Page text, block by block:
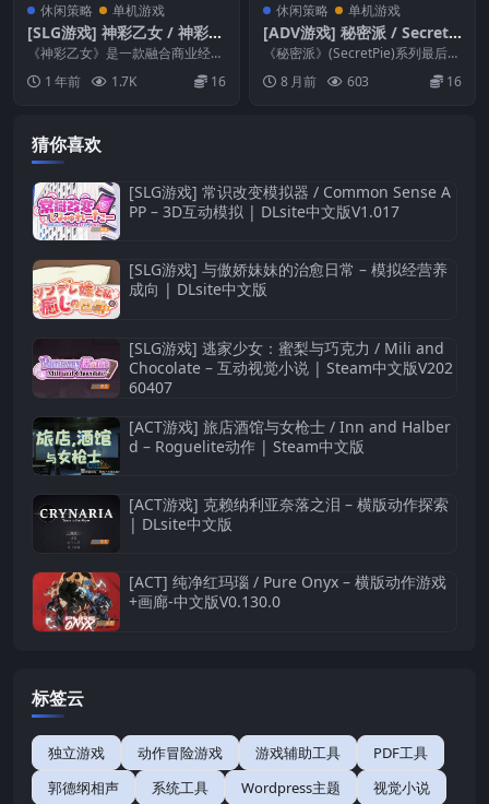
休闲策略 单机游戏
[SLG游戏] 神彩乙女 / 神彩の
乙女 – 商人经营 | DLsite中
文版
《神彩乙女》是一款融合商业经营
与回合制战斗的 SLG。玩家扮演被
召唤至魔法大陆的...
1 年前 1.7K 16
休闲策略 单机游戏
[ADV游戏] 秘密派 / SecretP
ie – 视觉小说 | Steam中文
版
《秘密派》(SecretPie)系列最后D
8 月前 603 16
猜你喜欢
[SLG游戏] 常识改变模拟器 / Common Sense A
PP – 3D互动模拟 | DLsite中文版V1.017
[SLG游戏] 与傲娇妹妹的治愈日常 – 模拟经营养
成向 | DLsite中文版
[SLG游戏] 逃家少女：蜜梨与巧克力 / Mili and
Chocolate – 互动视觉小说 | Steam中文版V202
60407
[ACT游戏] 旅店酒馆与女枪士 / Inn and Halber
d – Roguelite动作 | Steam中文版
[ACT游戏] 克赖纳利亚奈落之泪 – 横版动作探索
| DLsite中文版
[ACT] 纯净红玛瑙 / Pure Onyx – 横版动作游戏
+画廊-中文版V0.130.0
标签云
独立游戏 动作冒险游戏 游戏辅助工具
PDF工具
郭德纲相声
系统工具 Wordpress主题 视觉小说